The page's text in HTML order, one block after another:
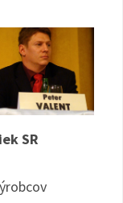
SR